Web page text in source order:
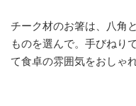
チーク材のお箸は、八角
ものを選んで。手びねり
て食卓の雰囲気をおしゃ